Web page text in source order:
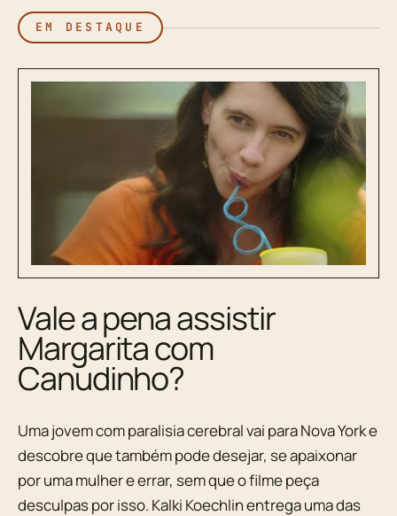
EM DESTAQUE
Vale a pena assistir
Margarita com
Canudinho?
Uma jovem com paralisia cerebral vai para Nova York e
descobre que também pode desejar, se apaixonar
por uma mulher e errar, sem que o filme peça
desculpas por isso. Kalki Koechlin entrega uma das